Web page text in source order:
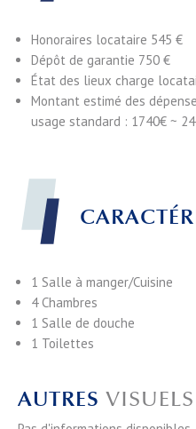
1 Salle à manger/Cuisine
4 Chambres
1 Salle de douche
1 Toilettes
Honoraires locataire 545 €
Dépôt de garantie 750 €
État des lieux charge
Montant estimé des
usage standard : 1740€ ~
AUTRES VISUELS